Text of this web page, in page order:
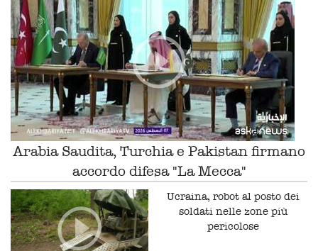
Arabia Saudita, Turchia e Pakistan firmano
accordo difesa "La Mecca"
Ucraina, robot al posto dei
soldati nelle zone più
pericolose